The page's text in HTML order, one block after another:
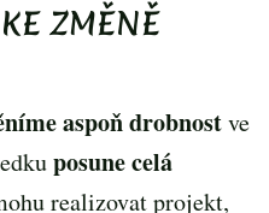
ZMĚNĚ
aspoň drobnostve
posune celá
realizovat projekt,